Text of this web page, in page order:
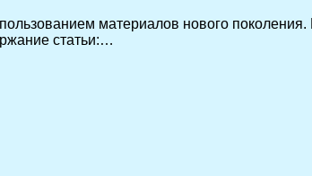
материалов нового
статьи:…